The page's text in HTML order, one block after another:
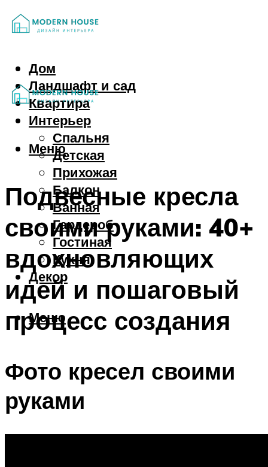
Дом
Ландшафт и сад
Квартира
Интерьер
Спальня
Детская
Прихожая
Балкон
Ванная
Гардероб
Гостиная
Кухня
Декор
Меню
Меню
Подвесные кресла
своими руками: 40+
вдохновляющих
идей и пошаговый
процесс создания
Фото кресел своими
руками